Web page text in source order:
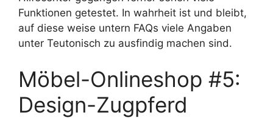
Funktionen getestet. In wahrheit ist und bleibt,
auf diese weise untern FAQs viele Angaben
unter Teutonisch zu ausfindig machen sind.
Möbel-Onlineshop #5:
Design-Zugpferd